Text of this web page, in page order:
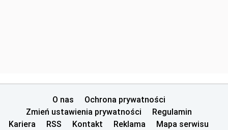
O nas
Ochrona prywatności
Zmień ustawienia prywatności
Regulamin
Kariera
RSS Kontakt Reklama Mapa serwisu